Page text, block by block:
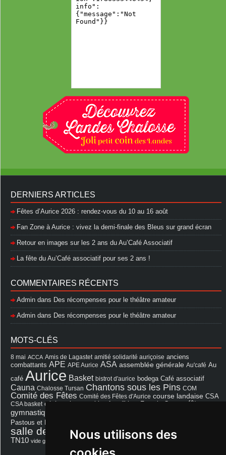
Nous utilisons des
DERNIERS ARTICLES
Fêtes d’Aurice 2026 : rendez-vous du 10 au 16 août
Fan Zone à Aurice : vivez la demi-finale des Bleus sur grand écran
Retour en images sur les 2 ans du Au’Café Associatif
La fête du Au’Café associatif pour ses 2 ans !
COMMENTAIRES RÉCENTS
Admin dans Des récompenses pour le théâtre amateur
Admin dans Des récompenses pour le théâtre amateur
MOTS-CLÉS
8 mai ACCA Amis de Lagastet amitié solidarité auriçoise anciens
combattants APE APE Aurice ASA assemblée générale Au'café Au
café Aurice Basket bistrot d'aurice bodega Café associatif
Cauna Chalosse Tursan Chantons sous les Pins COM
Comité des Fêtes Comité des Fêtes d'Aurice course landaise CSA
CSA basket cérémonie exposition Francis Cazaux
fêtes
gymnastique volontaire
Pastous et Pastourettes
salle des fêtes salle des fêtes d'aurice Souprosse
TN10 vide grenier Voeux école